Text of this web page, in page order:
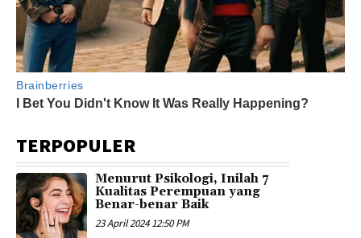
TERPOPULER
Menurut Psikologi, Inilah 7
Kualitas Perempuan yang
Benar-benar Baik
23 April 2024 12:50 PM